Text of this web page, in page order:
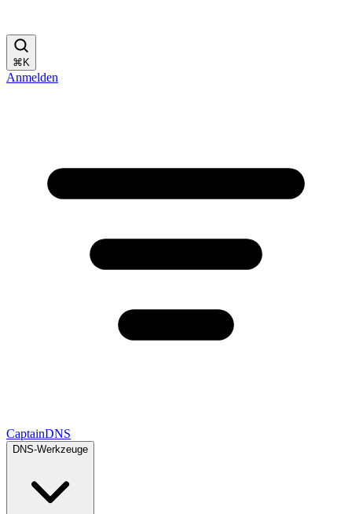
⌘ K
Anmelden
CaptainDNS
DNS-Werkzeuge